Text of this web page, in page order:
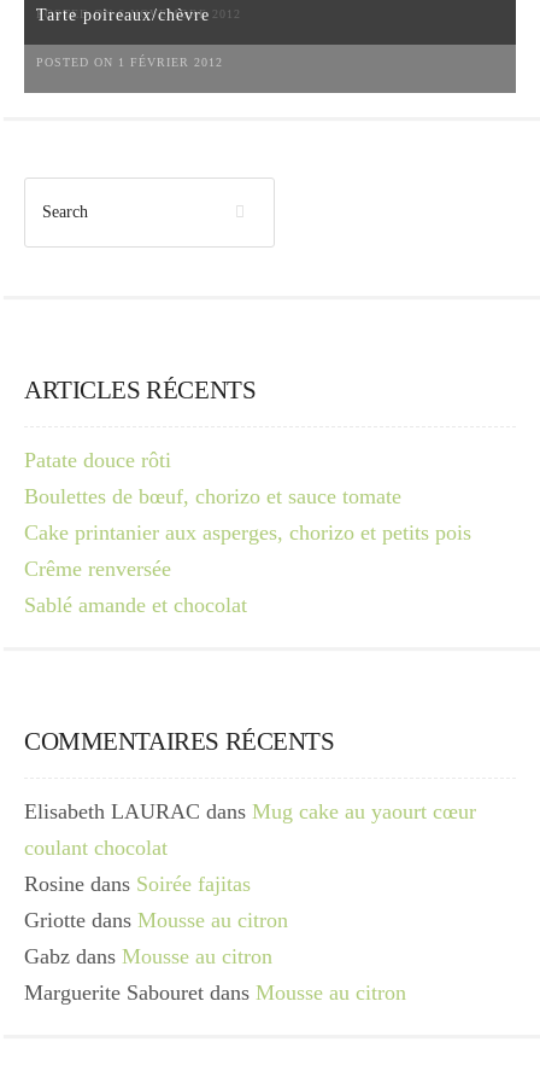
POSTED ON 6 NOVEMBRE 2012
Tarte poireaux/chèvre
POSTED ON 1 FÉVRIER 2012
ARTICLES RÉCENTS
Patate douce rôti
Boulettes de bœuf, chorizo et sauce tomate
Cake printanier aux asperges, chorizo et petits pois
Crême renversée
Sablé amande et chocolat
COMMENTAIRES RÉCENTS
Elisabeth LAURAC dans Mug cake au yaourt cœur
coulant chocolat
Rosine dans Soirée fajitas
Griotte dans Mousse au citron
Gabz dans Mousse au citron
Marguerite Sabouret dans Mousse au citron